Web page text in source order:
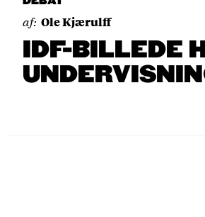
af: Ole Kjærulff
IDF-BILLEDE